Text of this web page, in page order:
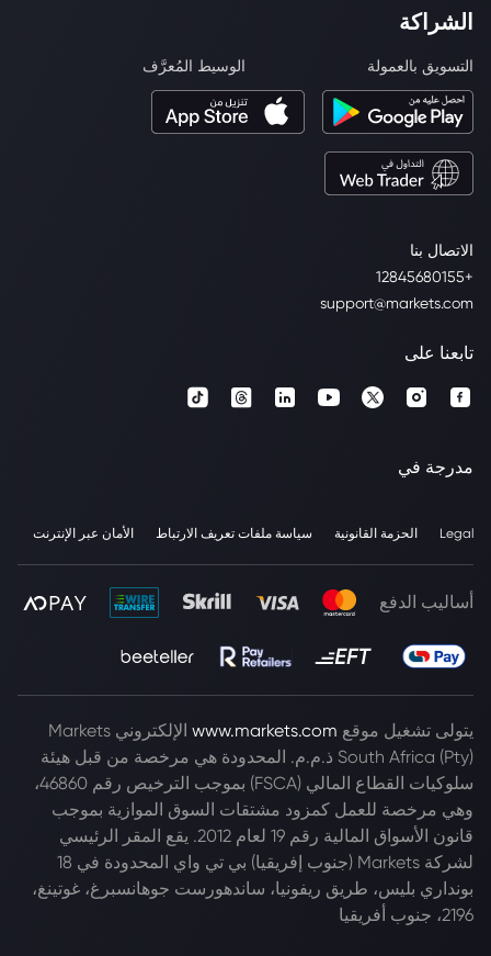
الاتصال بنا
+12845680155
support@markets.com
الشراكة
التسويق بالعمولة الوسيط المُعرَّف
تابعنا على
مدرجة في
Legal الحزمة القانونية سياسة ملفات تعريف الارتباط الأمان عبر الإنترنت
أساليب الدفع
يتولى تشغيل موقع www.markets.com
الإلكتروني Markets
South Africa (Pty) ذ.م.م. المحدودة هي مرخصة من قبل هيئة
سلوكيات القطاع المالي (FSCA) بموجب الترخيص رقم 46860،
وهي مرخصة للعمل كمزود مشتقات السوق الموازية بموجب
قانون الأسواق المالية رقم 19 لعام 2012. يقع المقر الرئيسي
لشركة Markets (جنوب إفريقيا) بي تي واي المحدودة في 18
بونداري بليس، طريق ريفونيا، ساندهورست جوهانسبرغ، غوتينغ،
2196، جنوب أفريقيا